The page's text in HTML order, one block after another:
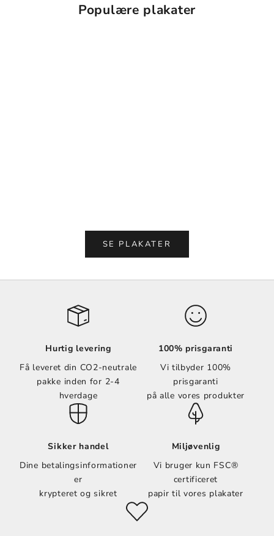
Populære plakater
SE PLAKATER
Hurtig levering
Få leveret din CO2-neutrale
pakke inden for 2-4
hverdage
100% prisgaranti
Vi tilbyder 100%
prisgaranti
på alle vores produkter
Sikker handel
Dine betalingsinformationer
er
krypteret og sikret
Miljøvenlig
Vi bruger kun FSC®
certificeret
papir til vores plakater